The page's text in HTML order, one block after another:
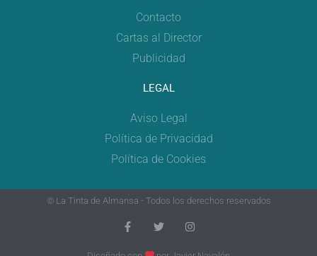
Contacto
Cartas al Director
Publicidad
LEGAL
Aviso Legal
Política de Privacidad
Política de Cookies
© La Tinta de Almansa - Todos los derechos reservados